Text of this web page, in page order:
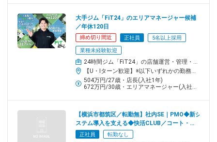
修を予定しています。充実した教育サポート支援やツールを用い
て、店舗での業務を一通り習得していきます。※自宅近辺に研修店
舗がない場合は転居が伴います。
入社 3 ヶ月ほどを目安に、複数店舗の管理運営に携わる「統括マ
ネジャー」としてキャリアを歩んでいただきます！
★定期的に「職種別・階層別」研修を実施しており、スキル・知
識それぞれの向上が図れる環境です。
やビジネスキャリア検定などの資格取得が人気です！資格取得支
援であなたの成長を応援します。
大手ジム「FiT24」のエリアマネージャー候補
／年休120日
締め切り間近 正社員
5名以上採用
業種未経験歓迎
24時間ジム「FiT24」の店舗運営・管理・スタッフ育成もお任せ
【U・Iターン歓迎】※以下いずれかの勤務地へ配属◆全国の各店舗（北海道エリア・東北エリア・関東エリア・中部エリア・近畿エリア・中国エリア・四国エリア・九州エリア）◆本社：神奈川県横浜市都筑区北山田3-1-50＜アクセス＞横浜市営地下鉄グリーンライン「北山田」駅より徒歩7分※受動喫煙対策：各拠点屋内禁煙
504万円/27歳・店長(入社1年)
672万円/30歳・エリアマネージャー(入社3年)
【横浜市都筑区／転勤無】社内SE｜PMO◆新シ
ステム導入を支える◆快活CLUB／コート・ダ
ジュール等
正社員 転勤なし